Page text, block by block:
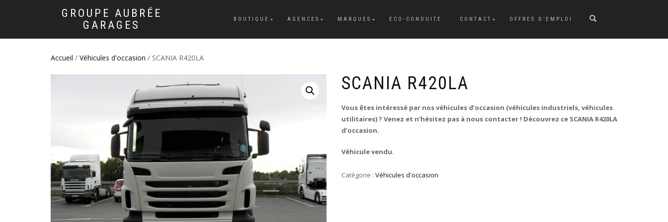
GROUPE AUBRÉE
GARAGES
BOUTIQUE AGENCES MARQUES ECO-CONDUITE CONTACT OFFRES D’EMPLOI
Accueil / Véhicules d'occasion / SCANIA R420LA
SCANIA R420LA
Vous êtes intéressé par nos véhicules d’occasion (véhicules industriels, véhicules
utilitaires) ? Venez et n’hésitez pas à nous contacter ! Découvrez ce SCANIA R420LA
d’occasion.
Véhicule vendu.
Catégorie : Véhicules d'occasion